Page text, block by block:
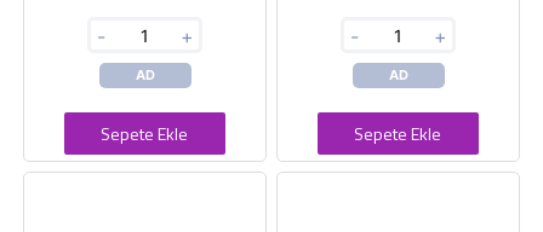
- +
AD
Sepete Ekle
- +
AD
Sepete Ekle